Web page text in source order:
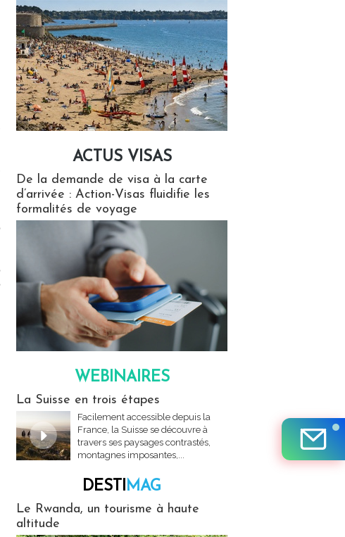
ACTUS VISAS
De la demande de visa à la carte
d’arrivée : Action-Visas fluidifie les
formalités de voyage
WEBINAIRES
La Suisse en trois étapes
Facilement accessible depuis la
France, la Suisse se découvre à
travers ses paysages contrastés,
montagnes imposantes,...
DESTIMAG
Le Rwanda, un tourisme à haute
altitude